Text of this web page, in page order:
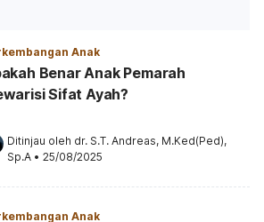
Anak
Benar Anak Pemarah
Sifat Ayah?
Ditinjau oleh dr. S.T. Andreas, M.Ked(Ped),
Sp.A • 25/08/2025
Anak